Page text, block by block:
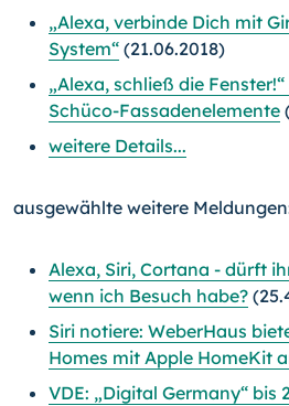
„Alexa, verbinde Dich mit
System“ (21.06.2018)
„Alexa, schließ die
Schüco-Fassadenelemente
weitere Details...
ausgewählte weitere
Alexa, Siri, Cortana - dürft
wenn ich Besuch habe?
Siri notiere: WeberHaus
Homes mit Apple HomeKit
VDE: „Digital Germany“ bis